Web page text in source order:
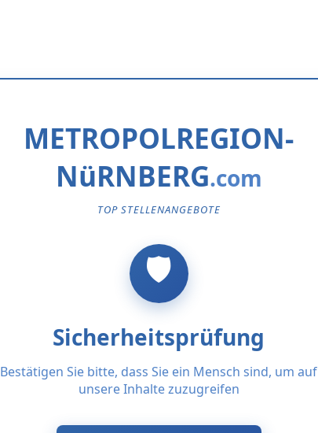
METROPOLREGION-
NüRNBERG
TOP STELLENANGEBOTE
Sicherheitsprüfung
Bestätigen Sie bitte, dass Sie ein Mensch sind, um auf
unsere Inhalte zuzugreifen